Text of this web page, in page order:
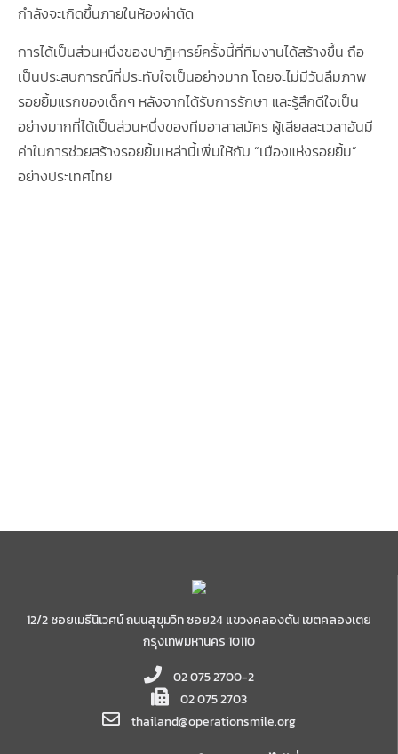
กำลังจะเกิดขึ้นภายในห้องผ่าตัด
การได้เป็นส่วนหนึ่งของปาฎิหารย์ครั้งนี้ที่ทีมงานได้สร้างขึ้น ถือ
เป็นประสบการณ์ที่ประทับใจเป็นอย่างมาก โดยจะไม่มีวันลืมภาพ
รอยยิ้มแรกของเด็กๆ หลังจากได้รับการรักษา และรู้สึกดีใจเป็น
อย่างมากที่ได้เป็นส่วนหนึ่งของทีมอาสาสมัคร ผู้เสียสละเวลาอันมี
ค่าในการช่วยสร้างรอยยิ้มเหล่านี้เพิ่มให้กับ “เมืองแห่งรอยยิ้ม”
อย่างประเทศไทย
12/2 ซอยเมธีนิเวศน์ ถนนสุขุมวิท ซอย24 แขวงคลองตัน เขตคลองเตย
กรุงเทพมหานคร 10110
02 075 2700-2
02 075 2703
thailand@operationsmile.org